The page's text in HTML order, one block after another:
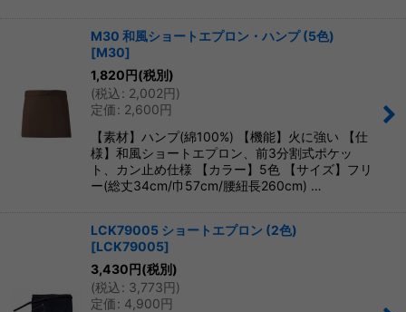
M30 和風ショートエプロン・ハンプ (5色)
[M30]
1,820円(税別)
(税込: 2,002円)
定価: 2,600円
【素材】ハンプ(綿100%) 【機能】火に強い 【仕
様】和風ショートエプロン、前3分割式ポケッ
ト、カン止め仕様 【カラー】5色 【サイズ】フリ
ー(総丈34cm/巾57cm/腰紐長260cm) …
LCK79005 ショートエプロン (2色)
[LCK79005]
3,430円(税別)
(税込: 3,773円)
定価: 4,900円